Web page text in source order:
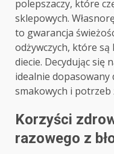
polepszaczy, które
sklepowych.
to gwarancja
odżywczych, które
diecie. Decydując się
idealnie
smakowych i potrzeb
Korzyści
razowego z